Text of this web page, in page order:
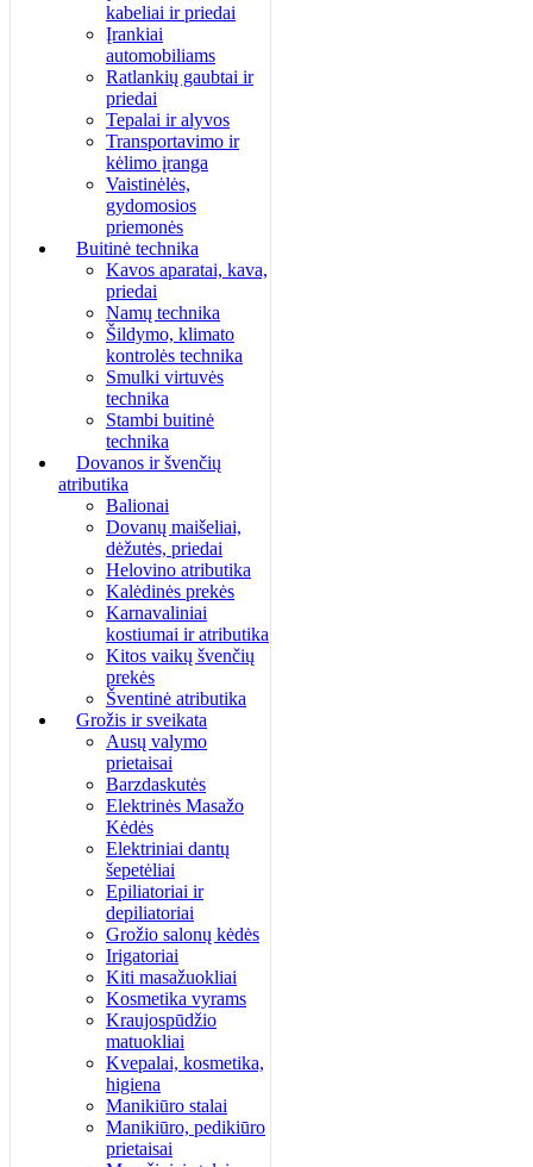
kabeliai ir priedai
Įrankiai
automobiliams
Ratlankių gaubtai ir
priedai
Tepalai ir alyvos
Transportavimo ir
kėlimo įranga
Vaistinėlės,
gydomosios
priemonės
Buitinė technika
Kavos aparatai, kava,
priedai
Namų technika
Šildymo, klimato
kontrolės technika
Smulki virtuvės
technika
Stambi buitinė
technika
Dovanos ir švenčių
atributika
Balionai
Dovanų maišeliai,
dėžutės, priedai
Helovino atributika
Kalėdinės prekės
Karnavaliniai
kostiumai ir atributika
Kitos vaikų švenčių
prekės
Šventinė atributika
Grožis ir sveikata
Ausų valymo
prietaisai
Barzdaskutės
Elektrinės Masažo
Kėdės
Elektriniai dantų
šepetėliai
Epiliatoriai ir
depiliatoriai
Grožio salonų kėdės
Irigatoriai
Kiti masažuokliai
Kosmetika vyrams
Kraujospūdžio
matuokliai
Kvepalai, kosmetika,
higiena
Manikiūro stalai
Manikiūro, pedikiūro
prietaisai